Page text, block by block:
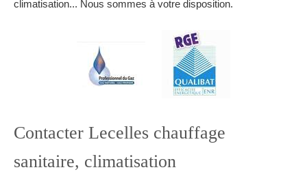
climatisation... Nous sommes à votre disposition.
Contacter Lecelles chauffage
sanitaire, climatisation